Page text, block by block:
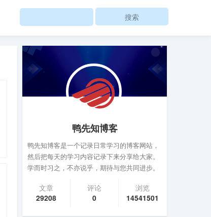
Search
鸭先知博客
鸭先知博客是一个记录日常学习的博客网站，
然后把每天的学习内容记录下来分享给大家。
学而时习之，不亦说乎，期待与您共同进步。
文章
29208
评论
0
浏览
14541501